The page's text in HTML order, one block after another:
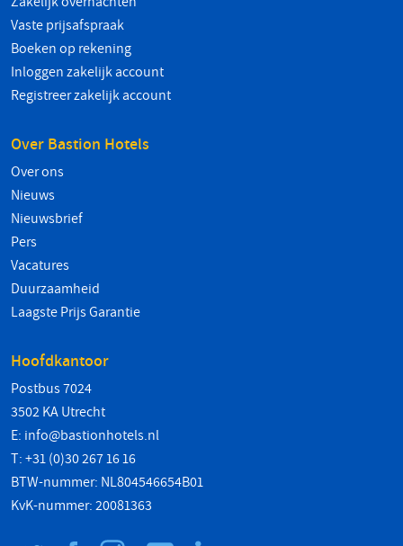
Vaste prijsafspraak
Boeken op rekening
Inloggen zakelijk account
Registreer zakelijk account
Over Bastion Hotels
Over ons
Nieuws
Nieuwsbrief
Pers
Vacatures
Duurzaamheid
Laagste Prijs Garantie
Hoofdkantoor
Postbus 7024
3502 KA Utrecht
E: info@bastionhotels.nl
T: +31 (0)30 267 16 16
BTW-nummer: NL804546654B01
KvK-nummer: 20081363